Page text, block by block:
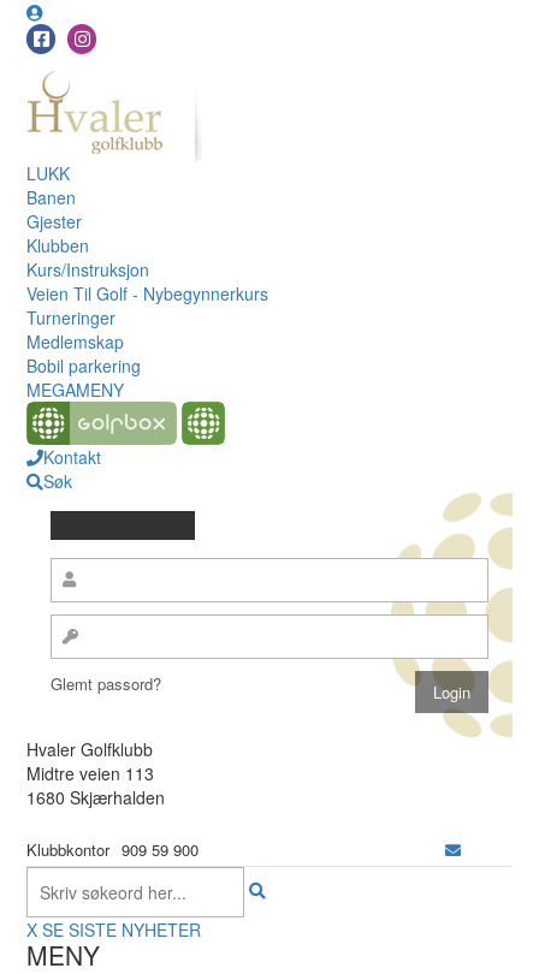
LUKK
Banen
Gjester
Klubben
Kurs/Instruksjon
Veien Til Golf - Nybegynnerkurs
Turneringer
Medlemskap
Bobil parkering
MEGAMENY
Kontakt
Søk
Glemt passord?
Hvaler Golfklubb
Midtre veien 113
1680 Skjærhalden
Klubbkontor 909 59 900
X SE SISTE NYHETER
MENY